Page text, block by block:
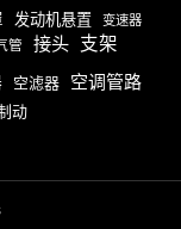
发动机悬置 变速器
管 接头 支架
空滤器 空调管路
动